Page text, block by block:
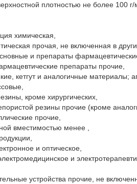
плотностью не более 100
химическая,
прочая, не включенная в
и препараты
препараты прочие,
кетгут и аналогичные материалы;
кроме хирургических,
резины прочие (кроме
прочие,
вместимостью менее ,
и оптическое,
и
устройства прочие, не